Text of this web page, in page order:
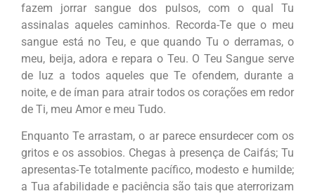
fazem jorrar sangue dos pulsos, com o qual Tu
assinalas aqueles caminhos. Recorda-Te que o meu
sangue está no Teu, e que quando Tu o derramas, o
meu, beija, adora e repara o Teu. O Teu Sangue serve
de luz a todos aqueles que Te ofendem, durante a
noite, e de íman para atrair todos os corações em redor
de Ti, meu Amor e meu Tudo.
Enquanto Te arrastam, o ar parece ensurdecer com os
gritos e os assobios. Chegas à presença de Caifás; Tu
apresentas-Te totalmente pacífico, modesto e humilde;
a Tua afabilidade e paciência são tais que aterrorizam